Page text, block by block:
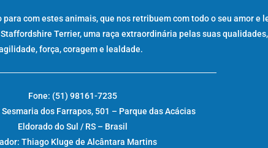
com estes animais, que nos retribuem com todo o seu amor e
Terrier, uma raça extraordinária pelas suas
força, coragem e lealdade.
Fone: (51) 98161-7235
Sesmaria dos Farrapos, 501 – Parque das Acácias
Eldorado do Sul / RS – Brasil
Thiago Kluge de Alcântara Martins